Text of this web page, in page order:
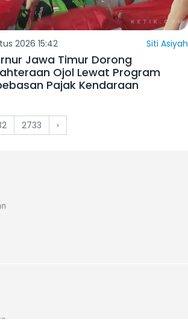
2026 15:42 Siti Asiyah
Jawa Timur Dorong
Ojol Lewat Program
Pajak Kendaraan
2733 ›